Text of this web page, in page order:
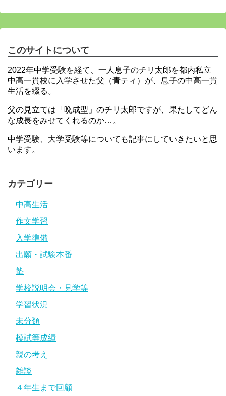
このサイトについて
2022年中学受験を経て、一人息子のチリ太郎を都内私立
中高一貫校に入学させた父（青ティ）が、息子の中高一貫
生活を綴る。
父の見立ては「晩成型」のチリ太郎ですが、果たしてどん
な成長をみせてくれるのか…。
中学受験、大学受験等についても記事にしていきたいと思
います。
カテゴリー
中高生活
作文学習
入学準備
出願・試験本番
塾
学校説明会・見学等
学習状況
未分類
模試等成績
親の考え
雑談
４年生まで回顧